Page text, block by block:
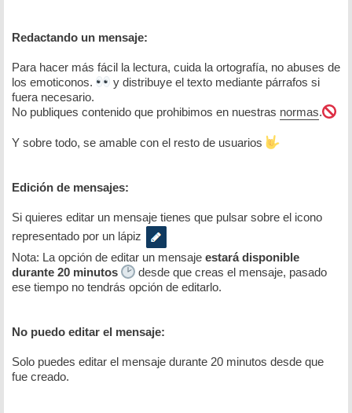
Redactando un mensaje:
Para hacer más fácil la lectura, cuida la ortografía, no abuses de
los emoticonos.
y distribuye el texto mediante párrafos si
fuera necesario.
No publiques contenido que prohibimos en nuestras normas.
Y sobre todo, se amable con el resto de usuarios
Edición de mensajes:
Si quieres editar un mensaje tienes que pulsar sobre el icono
representado por un lápiz
Nota: La opción de editar un mensaje estará disponible
durante 20 minutos
desde que creas el mensaje, pasado
ese tiempo no tendrás opción de editarlo.
No puedo editar el mensaje:
Solo puedes editar el mensaje durante 20 minutos desde que
fue creado.